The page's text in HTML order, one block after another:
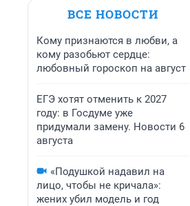
ВСЕ НОВОСТИ
Кому признаются в любви, а
кому разобьют сердце:
любовный гороскоп на август
ЕГЭ хотят отменить к 2027
году: в Госдуме уже
придумали замену. Новости 6
августа
«Подушкой надавил на
лицо, чтобы не кричала»:
жених убил модель и год